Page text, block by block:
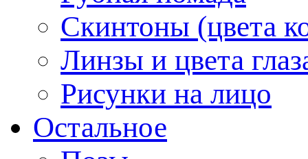
Скинтоны (цвета
Линзы и цвета
Рисунки на лицо
Остальное